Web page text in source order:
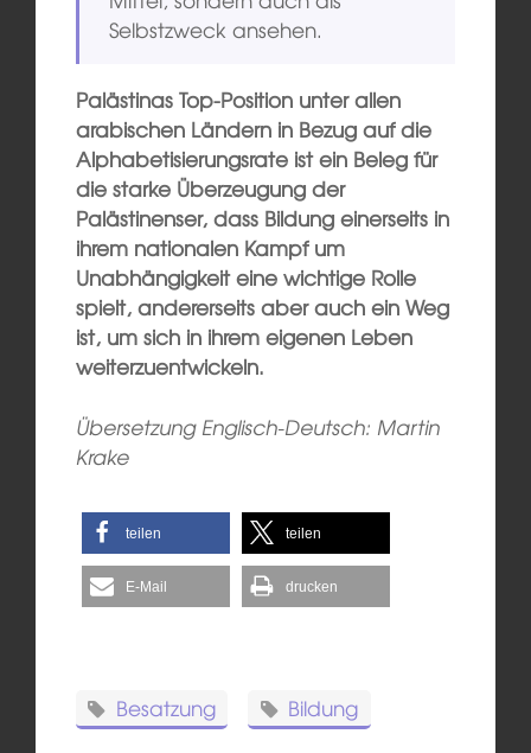
Selbstzweck ansehen.
Palästinas Top-Position unter allen
arabischen Ländern in Bezug auf die
Alphabetisierungsrate ist ein Beleg für
die starke Überzeugung der
Palästinenser, dass Bildung einerseits in
ihrem nationalen Kampf um
Unabhängigkeit eine wichtige Rolle
spielt, andererseits aber auch ein Weg
ist, um sich in ihrem eigenen Leben
weiterzuentwickeln.
Übersetzung Englisch-Deutsch: Martin
Krake
teilen teilen
E-Mail drucken
Besatzung Bildung